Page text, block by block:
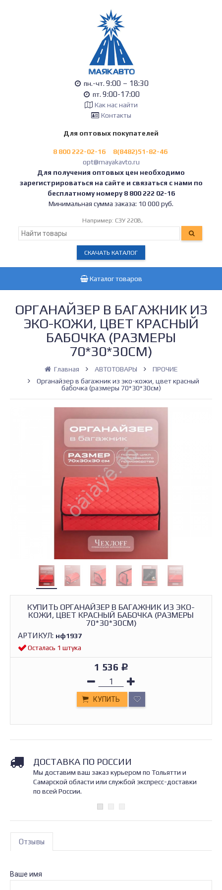
пн.-чт. 9:00 – 18:30
пт. 9:00-17:00
Как нас найти
Контакты
Для оптовых покупателей
8 800 222-02-16
8(8482)51-82-46
opt@mayakavto.ru
Для получения оптовых цен необходимо
зарегистрироваться на сайте и связаться с нами по
бесплатному номеру 8 800 222 02-16
Минимальная сумма заказа: 10 000 руб.
Например: СЗУ 220В,
СКАЧАТЬ КАТАЛОГ
Каталог товаров
ОРГАНАЙЗЕР В БАГАЖНИК ИЗ
ЭКО-КОЖИ, ЦВЕТ КРАСНЫЙ
БАБОЧКА (РАЗМЕРЫ
70*30*30СМ)
Главная АВТОТОВАРЫ
ПРОЧИЕ
Органайзер в багажник из эко-кожи, цвет красный
бабочка (размеры 70*30*30см)
КУПИТЬ ОРГАНАЙЗЕР В БАГАЖНИК ИЗ ЭКО-
КОЖИ, ЦВЕТ КРАСНЫЙ БАБОЧКА (РАЗМЕРЫ
70*30*30СМ)
АРТИКУЛ: нф1937
Осталась 1 штука
1 536 Р
КУПИТЬ
ДОСТАВКА ПО РОССИИ
Мы доставим ваш заказ курьером по Тольятти и
Самарской области или службой экспресс-доставки
по всей России.
Отзывы
Ваше имя